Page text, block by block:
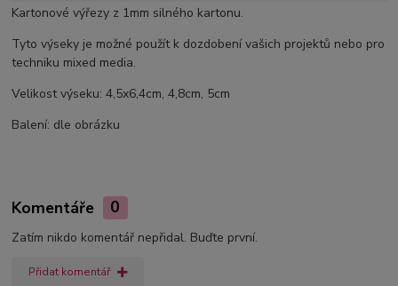
Kartonové výřezy z 1mm silného kartonu.
Tyto výseky je možné použít k dozdobení vašich projektů nebo pro
techniku mixed media.
Velikost výseku: 4,5x6,4cm, 4,8cm, 5cm
Balení: dle obrázku
Komentáře 0
Zatím nikdo komentář nepřidal. Buďte první.
Přidat komentář